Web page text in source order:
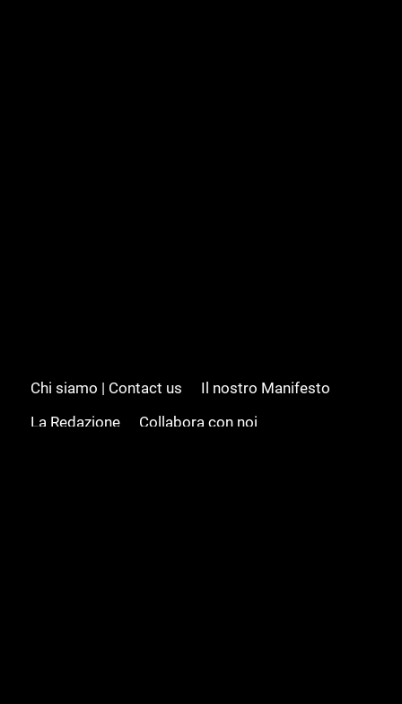
Chi siamo | Contact us
Il nostro Manifesto
La Redazione
Collabora con noi